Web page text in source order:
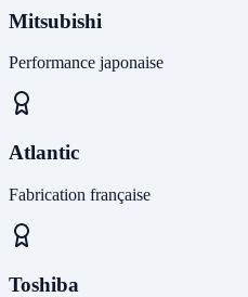
Mitsubishi
Performance japonaise
Atlantic
Fabrication française
Toshiba